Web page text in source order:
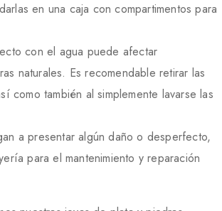
en una caja con compartimentos para
con el agua puede afectar
naturales. Es recomendable retirar las
como también al simplemente lavarse las
a presentar algún daño o desperfecto,
para el mantenimiento y reparación